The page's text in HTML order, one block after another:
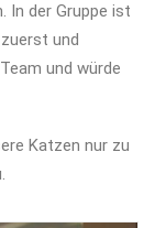
In der Gruppe ist
und
und würde
Katzen nur zu